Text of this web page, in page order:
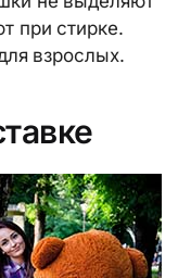
при стирке.
взрослых.